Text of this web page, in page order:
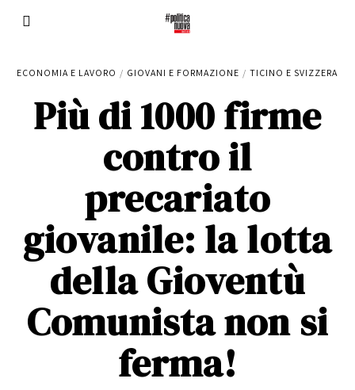
ECONOMIA E LAVORO / GIOVANI E FORMAZIONE / TICINO E SVIZZERA
Più di 1000 firme
contro il
precariato
giovanile: la lotta
della Gioventù
Comunista non si
ferma!